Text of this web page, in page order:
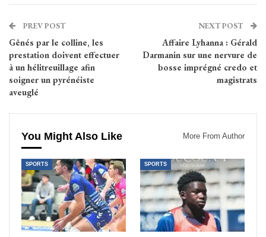
PREV POST
Gênés par le colline, les
prestation doivent effectuer
à un hélitreuillage afin
soigner un pyrénéiste
aveuglé
NEXT POST
Affaire Lyhanna : Gérald
Darmanin sur une nervure de
bosse imprégné credo et
magistrats
You Might Also Like More From Author
SPORTS SPORTS